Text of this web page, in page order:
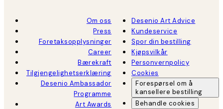
Om oss
Press
Foretaksopplysninger
Career
Bærekraft
Tilgjengelighetserklæring
Desenio Ambassador
Programme
Art Awards
Desenio Art Advice
Kundeservice
Spor din bestilling
Kjøpsvilkår
Personvernpolicy
Cookies
Forespørsel om å
kansellere bestilling
Behandle cookies